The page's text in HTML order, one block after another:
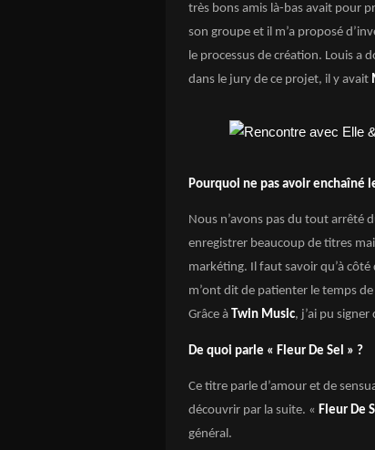
très bons amis là-bas avait pour
son groupe et il m’a proposé
le processus de création. Louis a
dans le jury de ce projet, il y avait
Pourquoi ne pas avoir enchaîné
Nous n’avons pas du tout arrêté
enregistrer beaucoup de titres
markéting. Il faut savoir qu’à
m’ont dit de patienter le temps
Grâce à Twin Music, j’ai pu signer
De quoi parle « Fleur De Sel » ?
Ce titre parle d’amour et de
découvrir par la suite. « Fleur De
général.